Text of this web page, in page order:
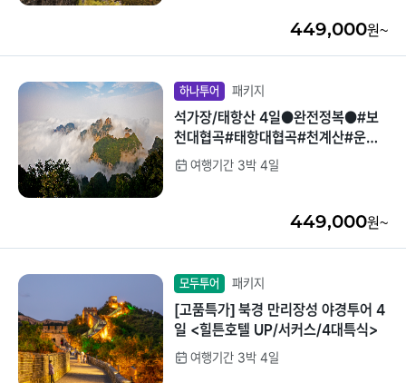
449,000원~
하나투어 패키지
석가장/태항산 4일●완전정복●#보
천대협곡#태항대협곡#천계산#운봉
화랑전동카#왕망령#발마사지#한단
광부고성
여행기간 3박 4일
449,000원~
모두투어 패키지
[고품특가] 북경 만리장성 야경투어 4
일 <힐튼호텔 UP/서커스/4대특식>
여행기간 3박 4일